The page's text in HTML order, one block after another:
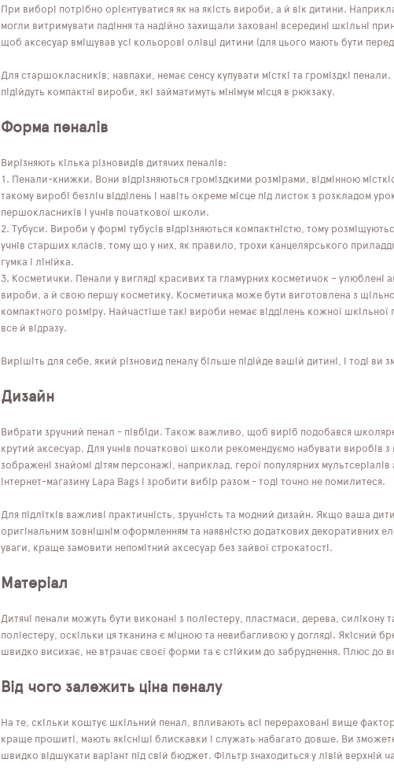
При виборі потрібно орієнтуватися як на якість вироби, а й вік дитини.
могли витримувати падіння та надійно захищали заховані всередині шкільні
щоб аксесуар вміщував усі кольорові олівці дитини (для цього мають бути
Для старшокласників, навпаки, немає сенсу купувати місткі та громіздкі
підійдуть компактні вироби, які займатимуть мінімум місця в рюкзаку.
Форма пеналів
Вирізняють кілька різновидів дитячих пеналів:
Пенали-книжки. Вони відрізняються громіздкими розмірами, відмінною
такому виробі безліч відділень і навіть окреме місце під листок з розкладом
першокласників і учнів початкової школи.
Тубуси. Вироби у формі тубусів відрізняються компактністю, тому
учнів старших класів, тому що у них, як правило, трохи канцелярського
гумка і лінійка.
Косметички. Пенали у вигляді красивих та гламурних косметичок – улюблені
вироби, а й свою першу косметику. Косметичка може бути виготовлена ​​з
компактного розміру. Найчастіше такі вироби немає відділень кожної шкільної
все й відразу.
Вирішіть для себе, який різновид пеналу більше підійде вашій дитині, і тоді
Дизайн
Вибрати зручний пенал - півбіди. Також важливо, щоб виріб подобався
крутий аксесуар. Для учнів початкової школи рекомендуємо набувати
зображені знайомі дітям персонажі, наприклад, герої популярних
інтернет-магазину Lapa Bags і зробити вибір разом - тоді точно не помилитеся.
Для підлітків важливі практичність, зручність та модний дизайн. Якщо ваша
оригінальним зовнішнім оформленням та наявністю додаткових декоративних
уваги, краще замовити непомітний аксесуар без зайвої строкатості.
Матеріал
Дитячі пенали можуть бути виконані з поліестеру, пластмаси, дерева,
поліестеру, оскільки ця тканина є міцною та невибагливою у догляді. Якісний
швидко висихає, не втрачає своєї форми та є стійким до забруднення. Плюс до
Від чого залежить ціна пеналу
На те, скільки коштує шкільний пенал, впливають всі перераховані вище
краще прошиті, мають якісніші блискавки і служать набагато довше. Ви
швидко відшукати варіант під свій бюджет. Фільтр знаходиться у лівій верхній